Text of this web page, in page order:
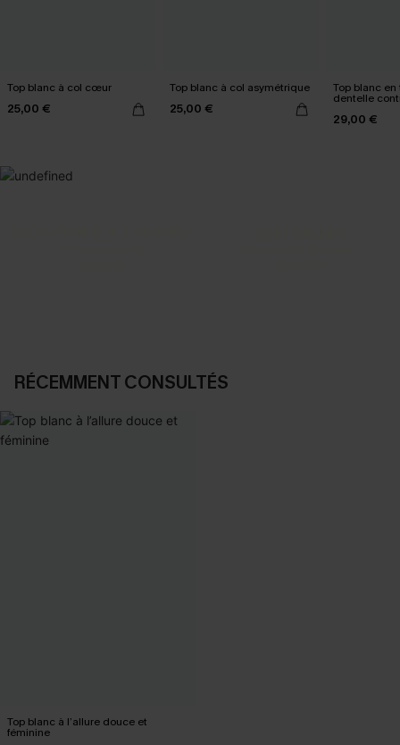
Top blanc à col cœur
25,00 €
Top blanc à col asymétrique
25,00 €
Top blanc
dentelle
29,00 €
RÉCEMMENT CONSULTÉS
Top blanc à l’allure douce et
féminine